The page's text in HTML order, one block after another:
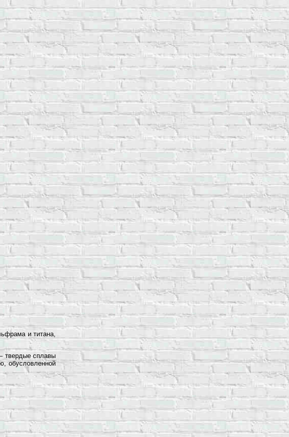
и титана,
твердые сплавы
обусловленной